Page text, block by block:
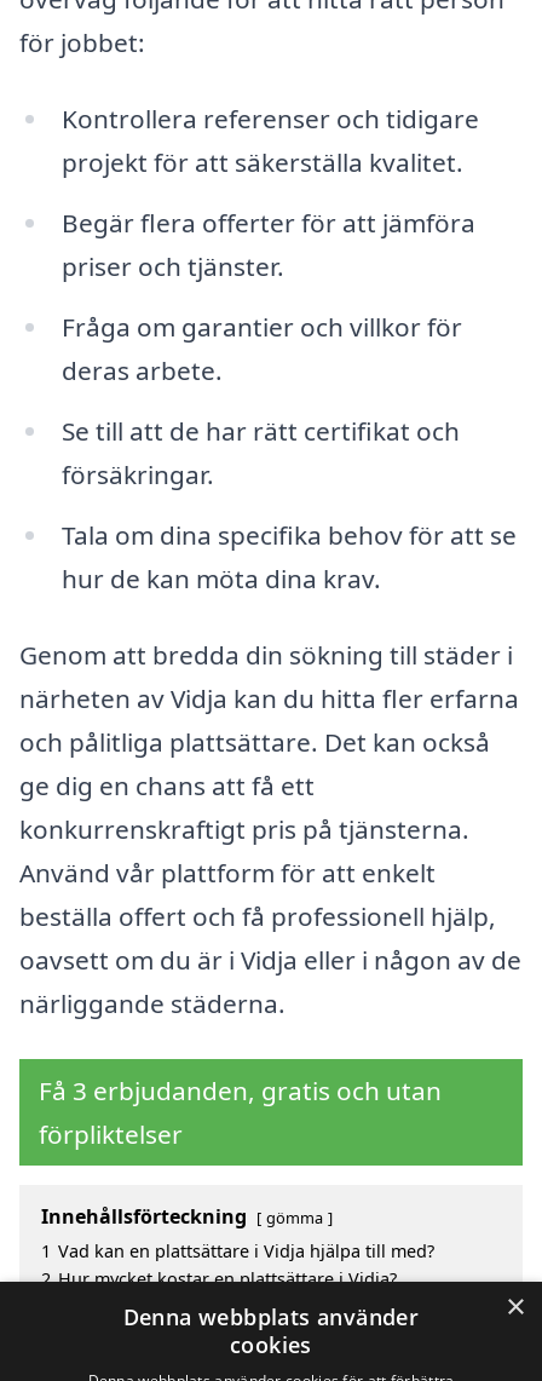
för jobbet:
Kontrollera referenser och tidigare
projekt för att säkerställa kvalitet.
Begär flera offerter för att jämföra
priser och tjänster.
Fråga om garantier och villkor för
deras arbete.
Se till att de har rätt certifikat och
försäkringar.
Tala om dina specifika behov för att se
hur de kan möta dina krav.
Genom att bredda din sökning till städer i
närheten av Vidja kan du hitta fler erfarna
och pålitliga plattsättare. Det kan också
ge dig en chans att få ett
konkurrenskraftigt pris på tjänsterna.
Använd vår plattform för att enkelt
beställa offert och få professionell hjälp,
oavsett om du är i Vidja eller i någon av de
närliggande städerna.
Få 3 erbjudanden, gratis och utan
förpliktelser
Innehållsförteckning gömma
1 Vad kan en plattsättare i Vidja hjälpa till med?
2 Hur mycket kostar en plattsättare i Vidja?
Fördelar med att välja plattsättare i Vidja
Sök efter en skicklig plattsättare i de omgivande
×
Denna webbplats använder
cookies